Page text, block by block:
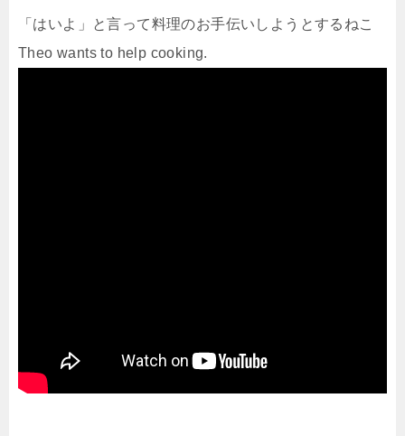
「はいよ」と言って料理のお手伝いしようとするねこ
Theo wants to help cooking.